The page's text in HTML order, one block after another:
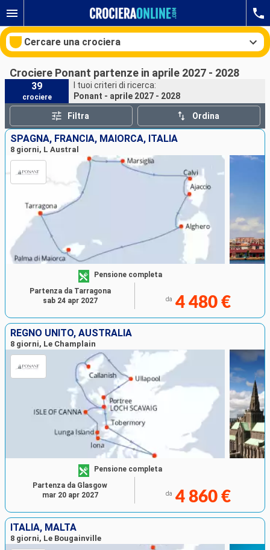
Cercare una crociera
Le nostre destinazioni
Mesi di partenza
Porti
Crociere Ponant partenze in aprile 2027 - 2028
39
crociere
I tuoi criteri di ricerca:
Ponant - aprile 2027 - 2028
Filtra Ordina
SPAGNA, FRANCIA, MAIORCA, ITALIA
8 giorni, L Austral
Pensione completa
da 4 480 €
Partenza da Tarragona
sab 24 apr 2027
REGNO UNITO, AUSTRALIA
8 giorni, Le Champlain
Pensione completa
da 4 860 €
Partenza da Glasgow
mar 20 apr 2027
ITALIA, MALTA
8 giorni, Le Bougainville